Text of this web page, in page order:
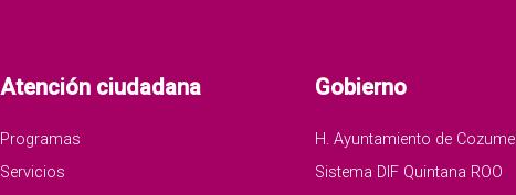
Atención ciudadana
Programas
Servicios
Gobierno
H. Ayuntamiento de Cozumel
Sistema DIF Quintana ROO